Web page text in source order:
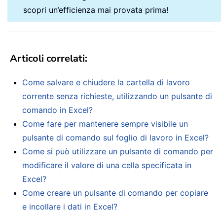
scopri un’efficienza mai provata prima!
Articoli correlati:
Come salvare e chiudere la cartella di lavoro
corrente senza richieste, utilizzando un pulsante di
comando in Excel?
Come fare per mantenere sempre visibile un
pulsante di comando sul foglio di lavoro in Excel?
Come si può utilizzare un pulsante di comando per
modificare il valore di una cella specificata in
Excel?
Come creare un pulsante di comando per copiare
e incollare i dati in Excel?